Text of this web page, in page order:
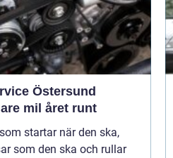
Östersund
mil året runt
startar när den ska,
som den ska och rullar